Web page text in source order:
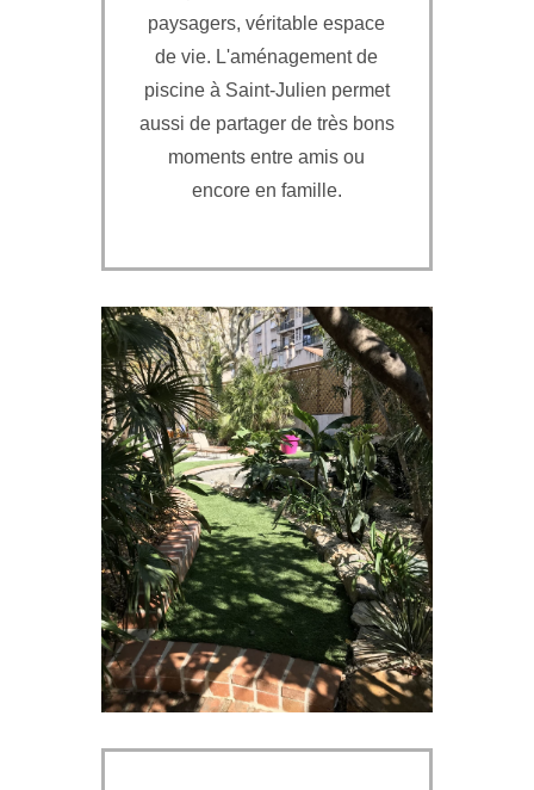
paysagers, véritable espace
de vie. L'aménagement de
piscine à Saint-Julien permet
aussi de partager de très bons
moments entre amis ou
encore en famille.